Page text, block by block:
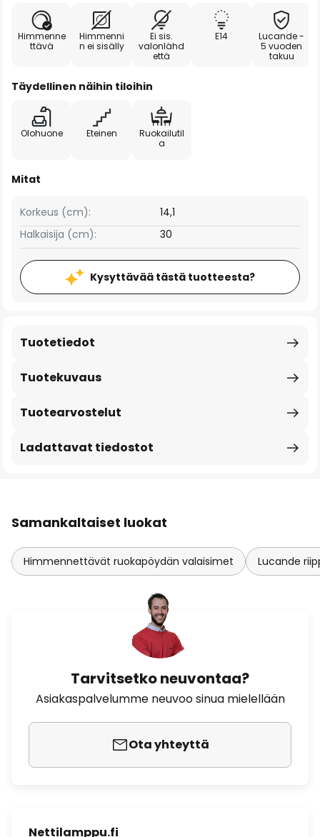
Himmenne
ttävä
Himmenni
n ei sisälly
Ei sis.
valonlähd
että
E14
Lucande -
5 vuoden
takuu
Täydellinen näihin tiloihin
Olohuone Eteinen
Ruokailutil
a
Mitat
Korkeus (cm):
14,1
Halkaisija (cm):
30
Kysyttävää tästä tuotteesta?
Tuotekuvaus
Tuotetiedot
Tuotearvostelut
Ladattavat tiedostot
Samankaltaiset luokat
Himmennettävät ruokapöydän valaisimet Lucande
Tarvitsetko neuvontaa?
Asiakaspalvelumme neuvoo sinua mielellään
Ota yhteyttä
Nettilamppu.fi